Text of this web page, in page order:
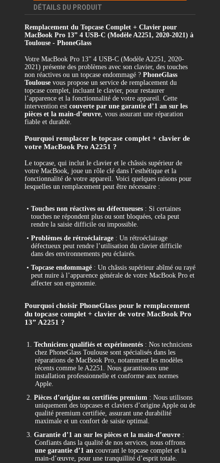
DÉTAILS DU PRODUIT
Remplacement du Topcase Complet + Clavier pour
MacBook Pro 13” 4 USB-C (Modèle A2251, 2020-2021) à
Toulouse - PhoneGlass
Votre MacBook Pro 13” 4 USB-C (Modèle A2251, 2020-
2021) présente des problèmes avec son clavier, des touches
non réactives ou un topcase endommagé ? PhoneGlass
Toulouse vous propose un service de remplacement du
topcase complet, incluant le clavier, pour restaurer
l’apparence et la fonctionnalité de votre appareil. Cette
intervention est couverte par une garantie d’1 an sur les
pièces et la main-d’œuvre, vous assurant une réparation
fiable et durable.
Pourquoi remplacer le topcase complet + clavier de
votre MacBook Pro A2251 ?
Le topcase, qui inclut le clavier et le châssis supérieur de
votre MacBook, joue un rôle clé dans l’esthétique et la
fonctionnalité de votre appareil. Voici quelques raisons pour
lesquelles un remplacement peut être nécessaire :
• Touches non réactives ou défectueuses : Si certaines
touches ne répondent plus ou sont bloquées, cela peut
rendre la saisie difficile ou impossible.
• Problèmes de rétroéclairage : Un rétroéclairage
défectueux peut rendre l’utilisation du clavier difficile
dans des environnements peu éclairés.
• Topcase endommagé : Un châssis supérieur abîmé ou rayé
peut nuire à l’apparence générale de votre MacBook Pro et
affecter son ergonomie.
Pourquoi choisir PhoneGlass pour le remplacement
du topcase complet + clavier de votre MacBook Pro
13” A2251 ?
1. Techniciens qualifiés et expérimentés : Nos techniciens
chez PhoneGlass Toulouse sont spécialisés dans les
réparations de MacBook Pro, notamment les modèles
récents comme le A2251. Nous garantissons une
installation professionnelle et conforme aux normes
Apple.
2. Pièces d’origine ou certifiées premium : Nous utilisons
uniquement des topcases et claviers d’origine Apple ou de
qualité premium certifiée, assurant une durabilité
maximale et un confort de saisie optimal.
3. Garantie d’1 an sur les pièces et la main-d’œuvre :
Confiants dans la qualité de nos services, nous offrons
une garantie d’1 an couvrant le topcase complet et la
main-d’œuvre, pour une tranquillité d’esprit totale.